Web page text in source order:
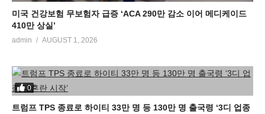
미국 건강보험 무보험자 급증 ‘ACA 290만 감소 이어 메디케이드
410만 상실’
admin AUGUST 1, 2026
0
트럼프 TPS 종료로 하이티 33만 명 등 130만 명 출국령 ‘3디 업종